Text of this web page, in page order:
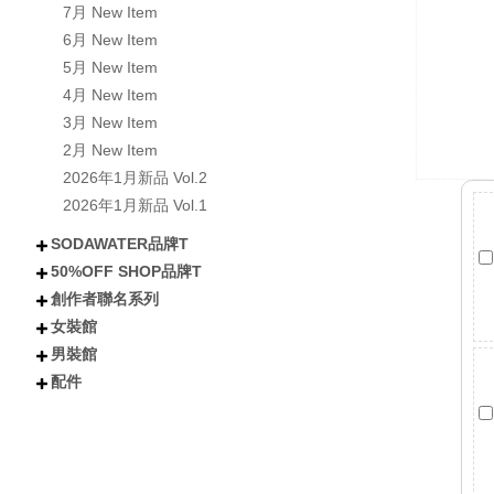
7月 New Item
6月 New Item
5月 New Item
4月 New Item
3月 New Item
2月 New Item
2026年1月新品 Vol.2
2026年1月新品 Vol.1
SODAWATER品牌T
不分類
全部短袖商品
全部長袖商品
全部外套COAT
喵汪星人
小熊│泰迪熊
有梗文字TEE
Y2K
美式風格
日式風格
戰國貓大人
肌肉地獄
暗黑
50%OFF SHOP品牌T
不分類
所有短袖商品
所有涼感抗UV機能T
所有長袖商品
貓貓
狗狗
小熊
下午茶甜點
卡通
潮流
創作者聯名系列
不分類
沐琳星綻Universe
日下みゆき
阿香啵啵
Kono可諾
小舒舒
吃貨少女あか
奶加
鳥人瑞克斯
貝莉蒂絲
兔森森
米歪
蜜糖貓
Mineko_meow
煥悅工作室聯名
海王u魚
悠五 YuWu
擔擔麵
晴海はるみ
河豚小妞
酒咪
天奈莓璐 聯名
野生的淡水人 聯名
他(子) 聯名
夏琳(阿琳阿琳琳)聯名
雷德古雷夫 聯名
迪亞雜藝舖 聯名
熙潞姆 Shirumu聯名
嘎旋旋 聯名
霓茶 聯名
白兔兔兔聯名
Sam Bai✦ 桑唄✦聯名
咪寶 聯名
彌羽ゆう 聯名
柔一口甜 聯名
プラチナ普拉祈娜 聯名款
波風水雞 聯名
諾芙.exe聯名
鼠芝ミルチ 聯名
大鴉 聯名
蜜柑あいみ 聯名
來楽 聯名
緋嫣_睡眠ドーナツ聯名
伊德海拉ヽ 聯名
夢寐愛姆ユメビエム 聯名
吾貓ねこです聯名
阡狐Huni聯名
喇密聯名
阿栗栗聯名
皮立聯名
清玉聯名
水兔海聯名
諾櫻Noe聯名
日本曼生活聯名
萬萬丶聯名
米哇哇みわわ聯名
茶茶狐聯名
阿尼婪聯名
朶菟菈聯名
爪爪貓聯名
天奈雪羽聯名
黑狐洛克
夜某YamOuO聯名
綿羽ミルフィ
七兔なよみ聯名
小靜しずか聯名
楓棠兒聯名
嶺上荏染聯名
滔滔ラ聯名
橙雨沐沿聯名
五十鈴抹茶糰子
浮浪x飛行者
女裝館
不分類
上衣
短袖
長袖
連衣裙
雪紡/針織
襯衫
套裝
背心
下身
短褲
長褲
短裙
長裙
外套
夾克
風衣
牛仔外套
鋪棉外套
毛衣外套
女鞋
配件
襪子
包包
男裝館
不分類
上衣
外套
褲子
配件
配件